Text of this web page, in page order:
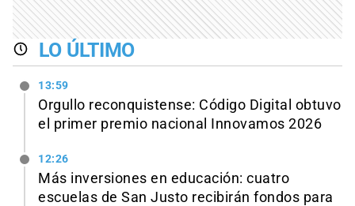
LO ÚLTIMO
13:59
Orgullo reconquistense: Código Digital obtuvo
el primer premio nacional Innovamos 2026
12:26
Más inversiones en educación: cuatro
escuelas de San Justo recibirán fondos para